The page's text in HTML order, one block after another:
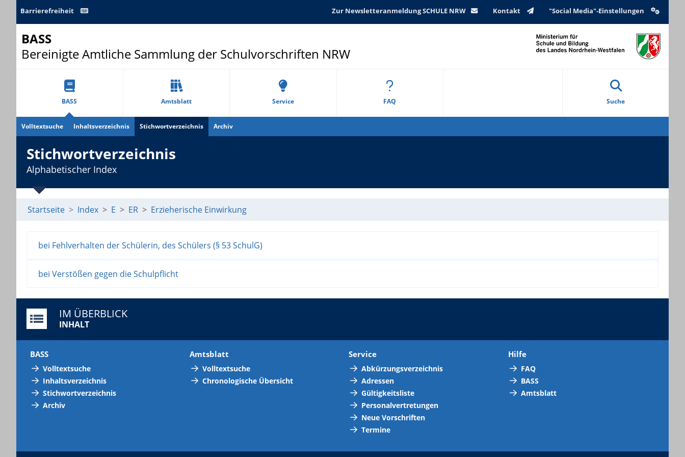
Barrierefreiheit Zur Newsletteranmeldung SCHULE NRW Kontakt "Social Media"-Einstellungen
BASS
Bereinigte Amtliche Sammlung der Schulvorschriften NRW
BASS Amtsblatt Service FAQ Suche
Volltextsuche Inhaltsverzeichnis Stichwortverzeichnis Archiv
Stichwortverzeichnis
Alphabetischer Index
Startseite Index E ER Erzieherische Einwirkung
bei Fehlverhalten der Schülerin, des Schülers (§ 53 SchulG)
bei Verstößen gegen die Schulpflicht
IM ÜBERBLICK
INHALT
BASS
Volltextsuche
Inhaltsverzeichnis
Stichwortverzeichnis
Archiv
Amtsblatt
Volltextsuche
Chronologische Übersicht
Service
Abkürzungsverzeichnis
Adressen
Gültigkeitsliste
Personalvertretungen
Neue Vorschriften
Termine
Hilfe
FAQ
BASS
Amtsblatt